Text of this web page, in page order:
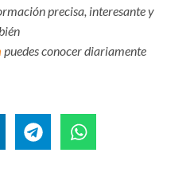
precisa, interesante y
puedes conocer diariamente